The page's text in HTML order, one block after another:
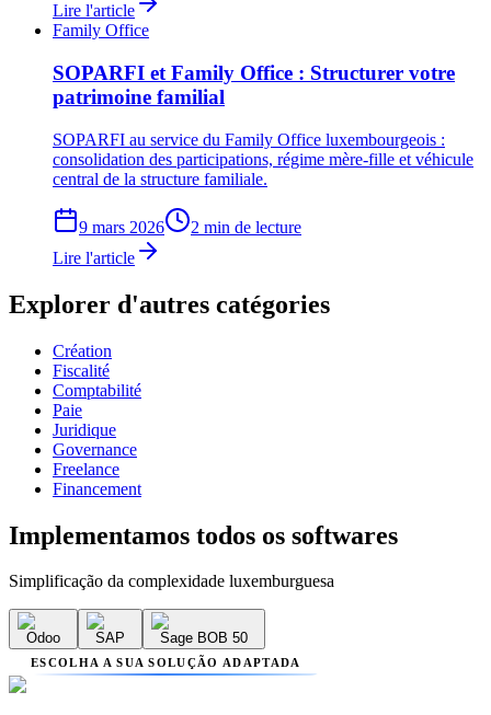
Lire l'article
Family Office
SOPARFI et Family Office : Structurer votre
patrimoine familial
SOPARFI au service du Family Office luxembourgeois :
consolidation des participations, régime mère-fille et véhicule
central de la structure familiale.
9 mars 2026
2 min de lecture
Lire l'article
Explorer d'autres catégories
Création
Fiscalité
Comptabilité
Paie
Juridique
Governance
Freelance
Financement
Implementamos todos os softwares
Simplificação da complexidade luxemburguesa
Odoo SAP Sage BOB 50
ESCOLHA A SUA SOLUÇÃO ADAPTADA